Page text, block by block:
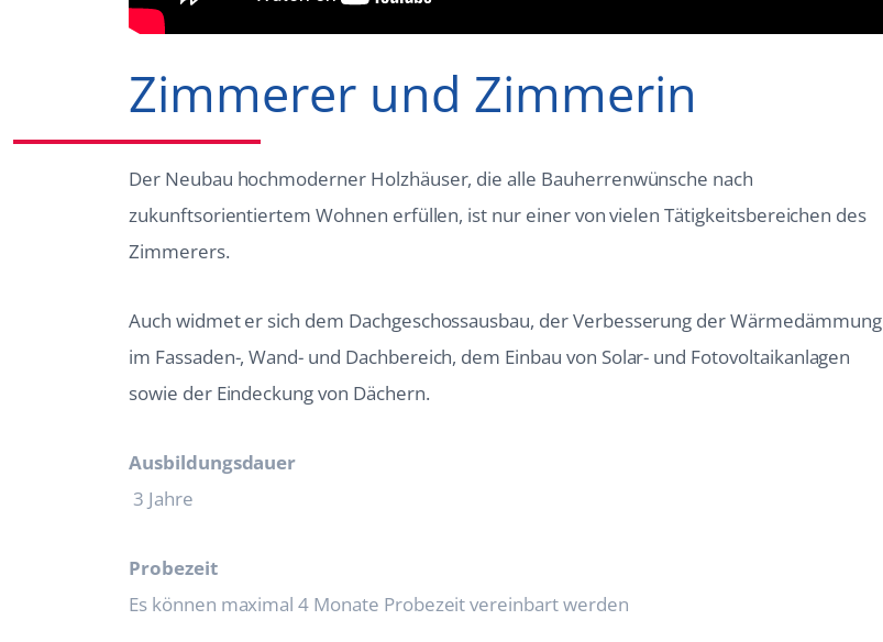
Zimmerer und Zimmerin
Der Neubau hochmoderner Holzhäuser, die alle Bauherrenwünsche nach
zukunftsorientiertem Wohnen erfüllen, ist nur einer von vielen Tätigkeitsbereichen des
Zimmerers.
Auch widmet er sich dem Dachgeschossausbau, der Verbesserung der Wärmedämmung
im Fassaden-, Wand- und Dachbereich, dem Einbau von Solar- und Fotovoltaikanlagen
sowie der Eindeckung von Dächern.
Ausbildungsdauer
3 Jahre
Probezeit
Es können maximal 4 Monate Probezeit vereinbart werden